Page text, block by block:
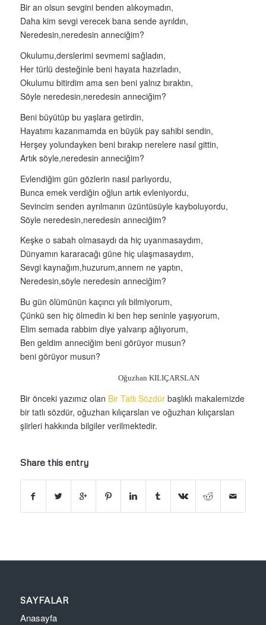
Bir an olsun sevgini benden alıkoymadın,
Daha kim sevgi verecek bana sende ayrıldın,
Neredesin,neredesin anneciğim?
Okulumu,derslerimi sevmemi sağladın,
Her türlü desteğinle beni hayata hazırladın,
Okulumu bitirdim ama sen beni yalnız bıraktın,
Söyle neredesin,neredesin anneciğim?
Beni büyütüp bu yaşlara getirdin,
Hayatımı kazanmamda en büyük pay sahibi sendin,
Herşey yolundayken beni bırakıp nerelere nasıl gittin,
Artık söyle,neredesin anneciğim?
Evlendiğim gün gözlerin nasıl parlıyordu,
Bunca emek verdiğin oğlun artık evleniyordu,
Sevincim senden ayrılmanın üzüntüsüyle kayboluyordu,
Söyle neredesin,neredesin anneciğim?
Keşke o sabah olmasaydı da hiç uyanmasaydım,
Dünyamın kararacağı güne hiç ulaşmasaydım,
Sevgi kaynağım,huzurum,annem ne yaptın,
Neredesin,söyle neredesin anneciğim?
Bu gün ölümünün kaçıncı yılı bilmiyorum,
Çünkü sen hiç ölmedin ki ben hep seninle yaşıyorum,
Elim semada rabbim diye yalvarıp ağlıyorum,
Ben geldim anneciğim beni görüyor musun?
beni görüyor musun?
Oğuzhan KILIÇARSLAN
Bir önceki yazımız olan Bir Tatlı Sözdürbaşlıklı makalemizde
bir tatlı sözdür, oğuzhan kılıçarslan ve oğuzhan kılıçarslan
şiirleri hakkında bilgiler verilmektedir.
Share this entry
SAYFALAR
Anasayfa